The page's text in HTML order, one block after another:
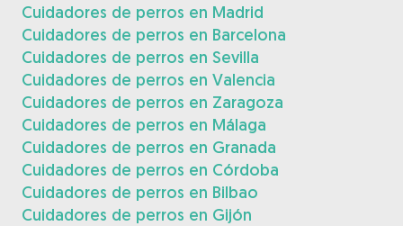
Cuidadores de perros en Madrid
Cuidadores de perros en Barcelona
Cuidadores de perros en Sevilla
Cuidadores de perros en Valencia
Cuidadores de perros en Zaragoza
Cuidadores de perros en Málaga
Cuidadores de perros en Granada
Cuidadores de perros en Córdoba
Cuidadores de perros en Bilbao
Cuidadores de perros en Gijón